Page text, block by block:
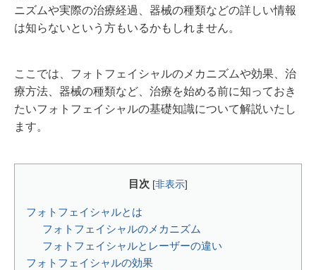
ニズムや実際の治療経過、器械の種類などの詳しい情報
は知らないという方もいるかもしれません。
ここでは、フォトフェイシャルのメカニズムや効果、治
療方法、器械の種類など、治療を始める前に知っておき
たいフォトフェイシャルの基礎知識について解説いたし
ます。
目次 [非表示]
フォトフェイシャルとは
フォトフェイシャルのメカニズム
フォトフェイシャルとレーザーの違い
フォトフェイシャルの効果